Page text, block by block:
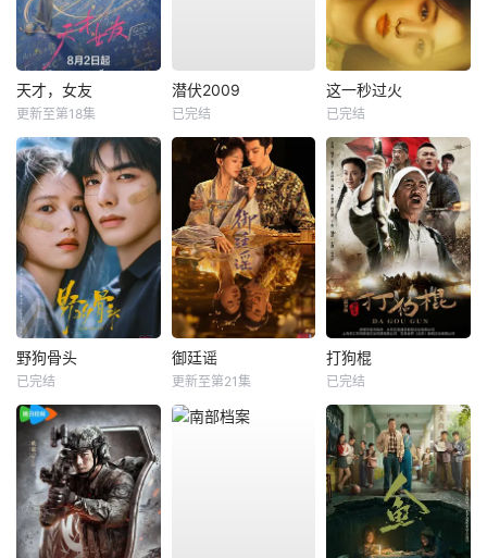
天才，女友
更新至第18集
潜伏2009
已完结
这一秒过火
已完结
野狗骨头
已完结
御廷谣
更新至第21集
打狗棍
已完结